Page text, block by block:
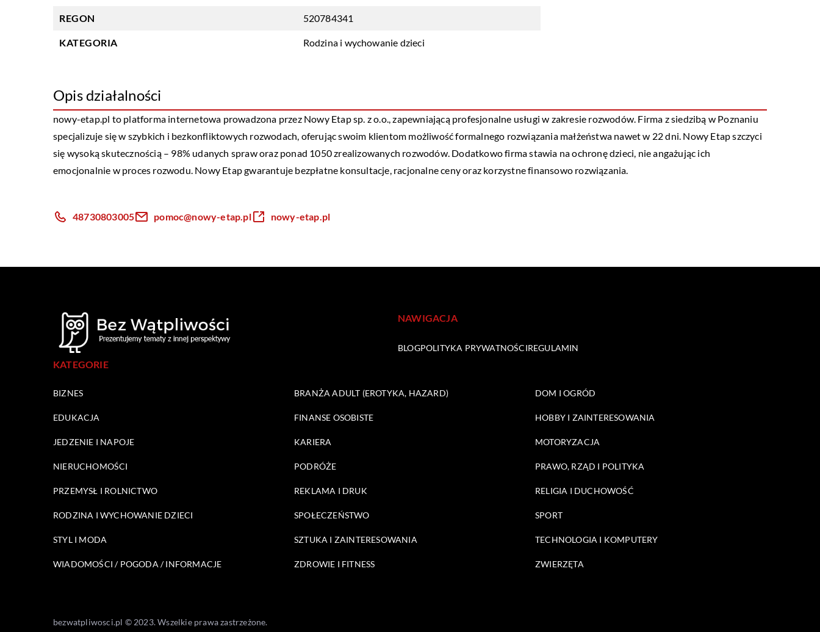
REGON 520784341
KATEGORIA Rodzina i wychowanie dzieci
Opis działalności
nowy-etap.pl to platforma internetowa prowadzona przez Nowy Etapsp. z o.o., zapewniającą profesjonalne usługi w zakresie rozwodów. Firma z siedzibą w Poznaniu
specjalizuje się w szybkich i bezkonfliktowych rozwodach, oferując swoim klientom możliwość formalnego rozwiązania małżeństwa nawet w 22 dni. Nowy Etap szczyci
się wysoką skutecznością – 98% udanych spraw oraz ponad 1050 zrealizowanych rozwodów. Dodatkowo firma stawia na ochronę dzieci, nie angażując ich
emocjonalnie w proces rozwodu. Nowy Etap gwarantuje bezpłatne konsultacje, racjonalne ceny oraz korzystne finansowo rozwiązania.
48730803005 pomoc@nowy-etap.pl nowy-etap.pl
NAWIGACJA
BLOGPOLITYKA PRYWATNOŚCIREGULAMIN
KATEGORIE
BIZNES BRANŻA ADULT (EROTYKA, HAZARD) DOM I OGRÓD
EDUKACJA FINANSE OSOBISTE HOBBY I ZAINTERESOWANIA
JEDZENIE I NAPOJE KARIERA MOTORYZACJA
NIERUCHOMOŚCI PODRÓŻE PRAWO, RZĄD I POLITYKA
PRZEMYSŁ I ROLNICTWO REKLAMA I DRUK RELIGIA I DUCHOWOŚĆ
RODZINA I WYCHOWANIE DZIECI SPOŁECZEŃSTWO SPORT
STYL I MODA SZTUKA I ZAINTERESOWANIA TECHNOLOGIA I KOMPUTERY
WIADOMOŚCI / POGODA / INFORMACJE ZDROWIE I FITNESS ZWIERZĘTA
bezwatpliwosci.pl © 2023. Wszelkie prawa zastrzeżone.